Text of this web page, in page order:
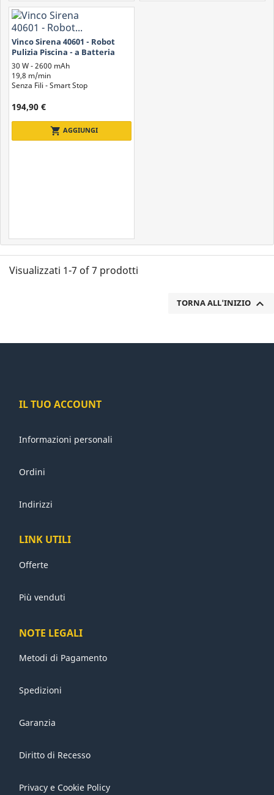
Vinco Sirena 40601 - Robot
Pulizia Piscina - a Batteria
30 W - 2600 mAh
19,8 m/min
Senza Fili - Smart Stop
194,90 €
shopping_cart AGGIUNGI
Visualizzati 1-7 of 7 prodotti
TORNA ALL'INIZIO 
IL TUO ACCOUNT
Informazioni personali
Ordini
Indirizzi
LINK UTILI
Offerte
Più venduti
NOTE LEGALI
Metodi di Pagamento
Spedizioni
Garanzia
Diritto di Recesso
Privacy e Cookie Policy